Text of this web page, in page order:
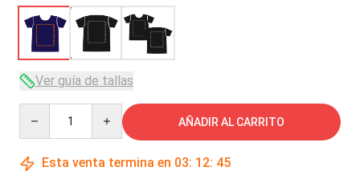
Ver guía de tallas
AÑADIR AL CARRITO
Esta venta termina en 03: 12: 45